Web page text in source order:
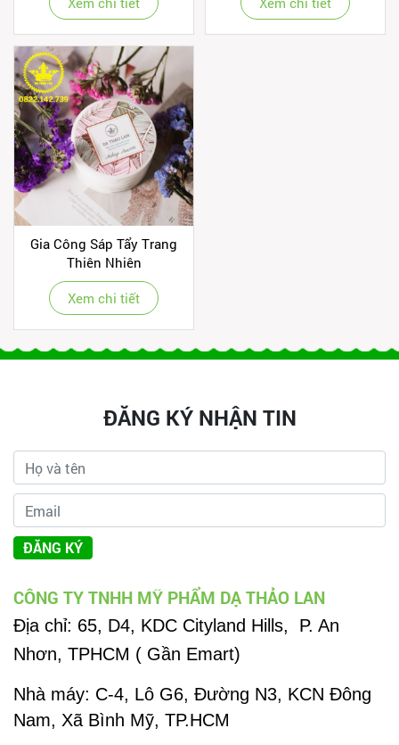
Gia Công Sáp Tẩy Trang
Thiên Nhiên
Xem chi tiết
ĐĂNG KÝ NHẬN TIN
ĐĂNG KÝ
CÔNG TY TNHH MỸ PHẨM DẠ THẢO LAN
Địa chỉ: 65, D4, KDC Cityland Hills, P. An
Nhơn, TPHCM ( Gần Emart)
Nhà máy: C-4, Lô G6, Đường N3, KCN Đông
Nam, Xã Bình Mỹ, TP.HCM